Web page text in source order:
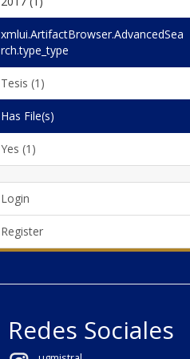
xmlui.ArtifactBrowser.AdvancedSea
rch.type_type
Tesis (1)
Has File(s)
Yes (1)
Login
Register
Redes Sociales